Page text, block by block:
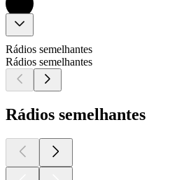
Rádios semelhantes
Rádios semelhantes
Rádios semelhantes